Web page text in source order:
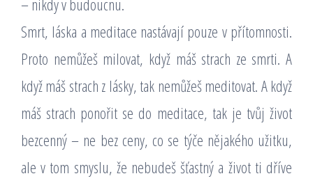
– nikdy v budoucnu.
Smrt, láska a meditace nastávají pouze v přítomnosti.
Proto nemůžeš milovat, když máš strach ze smrti. A
když máš strach z lásky, tak nemůžeš meditovat. A když
máš strach ponořit se do meditace, tak je tvůj život
bezcenný – ne bez ceny, co se týče nějakého užitku,
ale v tom smyslu, že nebudeš šťastný a život ti dříve